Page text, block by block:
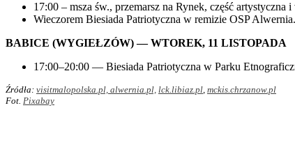
17:00 – msza św., przemarsz na Rynek, część artystyczna
Wieczorem Biesiada Patriotyczna w remizie OSP Alwernia.
BABICE (WYGIEŁZÓW) — WTOREK, 11 LISTOPADA
17:00–20:00 — Biesiada Patriotyczna w Parku
Źródła: visitmalopolska.pl, alwernia.pl, lck.libiaz.pl, mckis.chrzanow.pl
Fot. Pixabay